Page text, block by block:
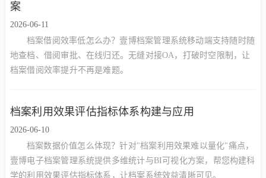
案
2026-06-11
档案借阅效率低怎么办？壹博档案管理系统移动端支持随时随
地查档、借阅审批、在线归还。无缝对接OA，打破时空限制，让
档案借阅效率提升不再是难题。
档案利用效果评估指标体系构建与应用
2026-06-10
档案数据价值怎么体现？针对"档案利用效果难以量化"痛点，
壹博电子档案管理系统提供多维统计与BI可视化方案，帮您构建科
学的利用效果评估指标体系，让档案系统效益清晰可见。